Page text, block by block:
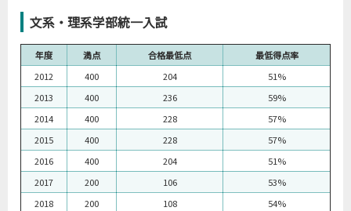
文系・理系学部統一入試
年度 満点 合格最低点
最低得点率
2012
400 204
51%
2013
400 236
59%
2014
400 228
57%
2015
400 228
57%
2016
400 204
51%
2017
200 106
53%
2018
200 108
54%